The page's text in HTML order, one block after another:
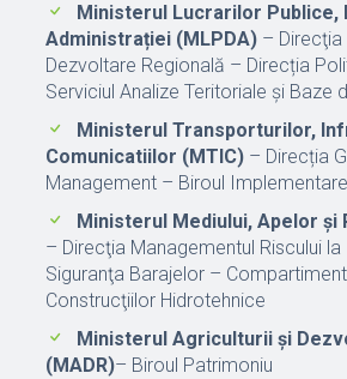
Ministerul Lucrarilor Publice,
Administrației (MLPDA) – Direcţia
Dezvoltare Regională – Direcția
Serviciul Analize Teritoriale și Baze
Ministerul Transporturilor,
Comunicatiilor (MTIC)– Direcția
Management – Biroul
Ministerul Mediului, Apelor și
– Direcţia Managementul Riscului la
Siguranţa Barajelor –
Construcţiilor Hidrotehnice
Ministerul Agriculturii și
(MADR)– Biroul Patrimoniu